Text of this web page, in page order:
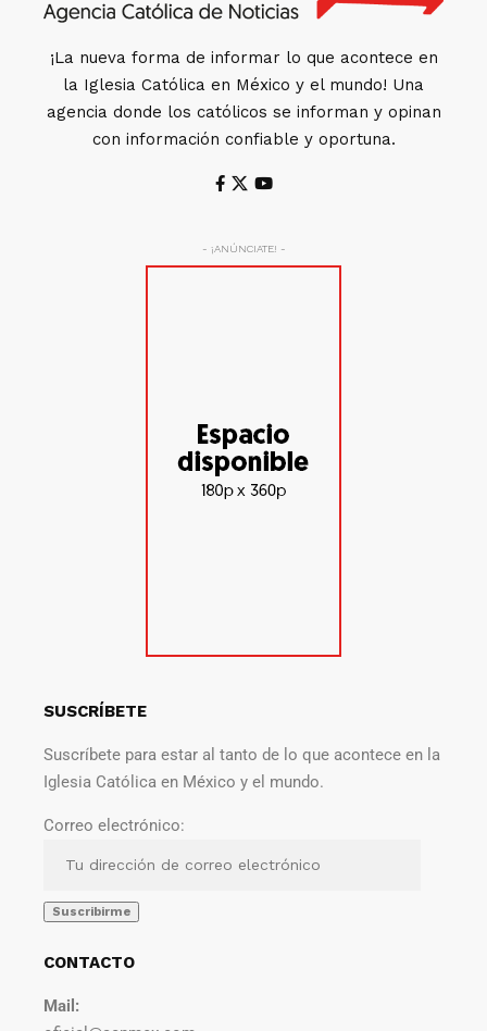
¡La nueva forma de informar lo que acontece en
la Iglesia Católica en México y el mundo! Una
agencia donde los católicos se informan y opinan
con información confiable y oportuna.
- ¡ANÚNCIATE! -
SUSCRÍBETE
Suscríbete para estar al tanto de lo que acontece en la
Iglesia Católica en México y el mundo.
Correo electrónico:
CONTACTO
Mail: